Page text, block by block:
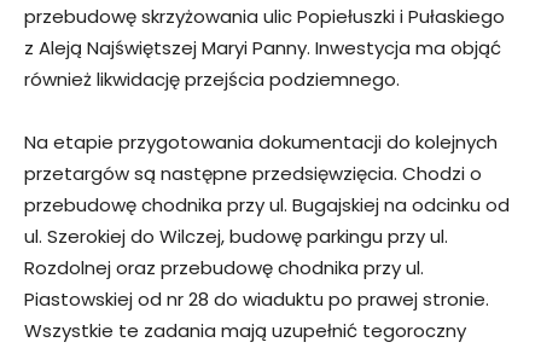
przebudowę skrzyżowania ulic Popiełuszki i Pułaskiego
z Aleją Najświętszej Maryi Panny. Inwestycja ma objąć
również likwidację przejścia podziemnego.
Na etapie przygotowania dokumentacji do kolejnych
przetargów są następne przedsięwzięcia. Chodzi o
przebudowę chodnika przy ul. Bugajskiej na odcinku od
ul. Szerokiej do Wilczej, budowę parkingu przy ul.
Rozdolnej oraz przebudowę chodnika przy ul.
Piastowskiej od nr 28 do wiaduktu po prawej stronie.
Wszystkie te zadania mają uzupełnić tegoroczny